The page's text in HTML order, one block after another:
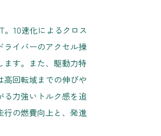
10速化によるクロス
ライバーのアクセル操
す。また、駆動力特
回転域までの伸びや
る力強いトルク感を追
行の燃費向上と、発進